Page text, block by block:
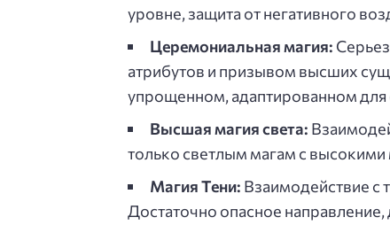
уровне, защита от негативного
Церемониальная магия:
атрибутов и призывом высших
упрощенном, адаптированном для
Высшая магия света:
только светлым магам с
Магия Тени: Взаимодействие с
Достаточно опасное